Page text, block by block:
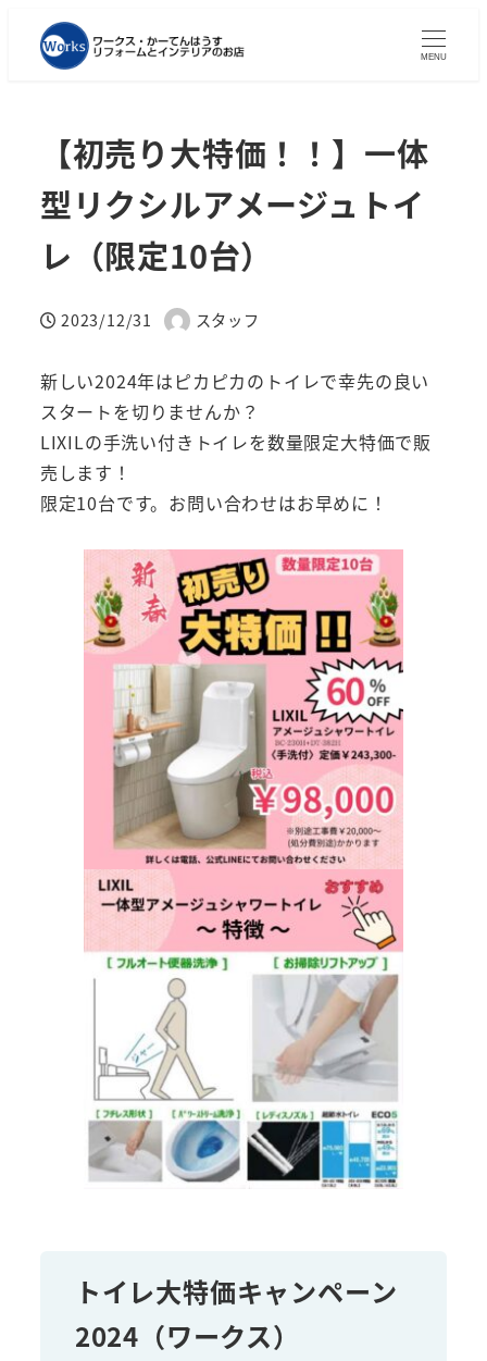
MENU
【初売り大特価！！】一体
型リクシルアメージュトイ
レ（限定10台）
投稿日
2023/12/31
著
スタッフ
新しい2024年はピカピカのトイレで幸先の良い
スタートを切りませんか？
LIXILの手洗い付きトイレを数量限定大特価で販
売します！
限定10台です。お問い合わせはお早めに！
トイレ大特価キャンペーン
2024（ワークス）